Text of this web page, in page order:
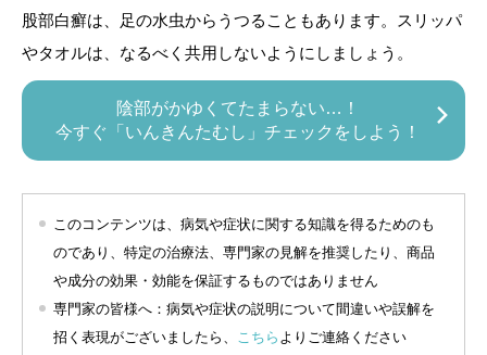
股部白癬は、足の水虫からうつることもあります。スリッパ
やタオルは、なるべく共用しないようにしましょう。
陰部がかゆくてたまらない…！
今すぐ「いんきんたむし」チェックをしよう！
このコンテンツは、病気や症状に関する知識を得るためのも
のであり、特定の治療法、専門家の見解を推奨したり、商品
や成分の効果・効能を保証するものではありません
専門家の皆様へ：病気や症状の説明について間違いや誤解を
招く表現がございましたら、 こちら よりご連絡ください